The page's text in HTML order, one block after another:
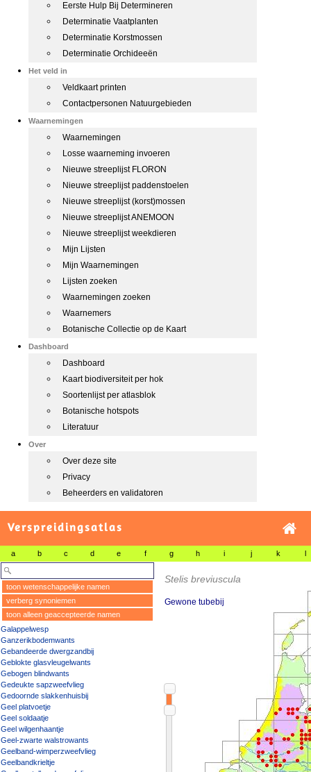
Eerste Hulp Bij Determineren
Determinatie Vaatplanten
Determinatie Korstmossen
Determinatie Orchideeën
Het veld in
Veldkaart printen
Contactpersonen Natuurgebieden
Waarnemingen
Waarnemingen
Losse waarneming invoeren
Nieuwe streeplijst FLORON
Nieuwe streeplijst paddenstoelen
Nieuwe streeplijst (korst)mossen
Nieuwe streeplijst ANEMOON
Nieuwe streeplijst weekdieren
Mijn Lijsten
Mijn Waarnemingen
Lijsten zoeken
Waarnemingen zoeken
Waarnemers
Botanische Collectie op de Kaart
Dashboard
Dashboard
Kaart biodiversiteit per hok
Soortenlijst per atlasblok
Botanische hotspots
Literatuur
Over
Over deze site
Privacy
Beheerders en validatoren
Verspreidingsatlas
a b c d e f g h i j k l
toon wetenschappelijke namen
verberg synoniemen
toon alleen geaccepteerde namen
Galappelwesp
Ganzerikbodemwants
Gebandeerde dwergzandbij
Geblokte glasvleugelwants
Gebogen blindwants
Gedeukte sapzweefvlieg
Gedoornde slakkenhuisbij
Geel platvoetje
Geel soldaatje
Geel wilgenhaantje
Geel-zwarte walstrowants
Geelband-wimperzweefvlieg
Geelbandkrieltje
Stelis breviuscula
Gewone tubebij